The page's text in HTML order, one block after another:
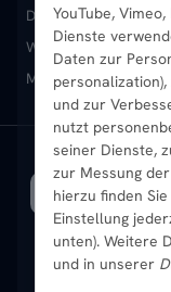
YouTube,
Dienste
Daten zur
und zur
nutzt
seiner Dienste,
zur Messung
hierzu finden
Einstellung
unten). Weitere
und in unserer
Heizkörper-Zubehör
Montageservice vor
Sendung verfolgen
Karriere
Ratgeber
Bestpreisgarantie
Newsletter
Aktuelle Angebote
Design-Heizkörper
Wandheizkörper
Mischbetrieb-